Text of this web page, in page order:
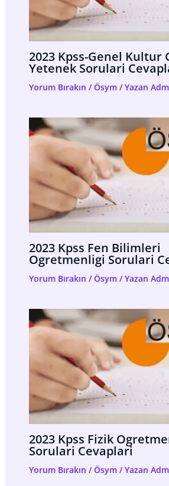
2023 Kpss-Genel Kultur
Yetenek Sorulari
Yorum Bırakın /Ösym/ Yazan
2023 Kpss Fen Bilimleri
Ogretmenligi Sorulari
Yorum Bırakın /Ösym/ Yazan
2023 Kpss Fizik
Sorulari Cevaplari
Yorum Bırakın /Ösym/ Yazan